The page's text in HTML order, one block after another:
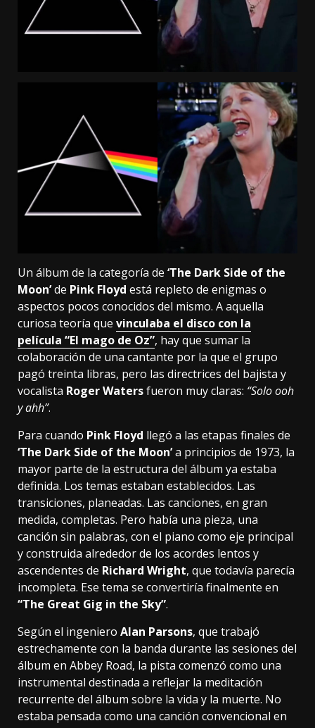
Un álbum de la categoría de ‘The Dark Side of the
Moon’de Pink Floyd está repleto de enigmas o
aspectos pocos conocidos del mismo. A aquella
curiosa teoría que vinculaba el disco con la
película “El mago de Oz”, hay que sumar la
colaboración de una cantante por la que el grupo
pagó treinta libras, pero las directrices del bajista y
vocalista Roger Watersfueron muy claras: “Solo ooh
y ahh”.
Para cuando Pink Floyd llegó a las etapas finales de
‘The Dark Side of the Moon’a principios de 1973, la
mayor parte de la estructura del álbum ya estaba
definida. Los temas estaban establecidos. Las
transiciones, planeadas. Las canciones, en gran
medida, completas. Pero había una pieza, una
canción sin palabras, con el piano como eje principal
y construida alrededor de los acordes lentos y
ascendentes de Richard Wright, que todavía parecía
incompleta. Ese tema se convertiría finalmente en
“The Great Gig in the Sky”.
Según el ingeniero Alan Parsons, que trabajó
estrechamente con la banda durante las sesiones del
álbum en Abbey Road, la pista comenzó como una
instrumental destinada a reflejar la meditación
recurrente del álbum sobre la vida y la muerte. No
estaba pensada como una canción convencional en